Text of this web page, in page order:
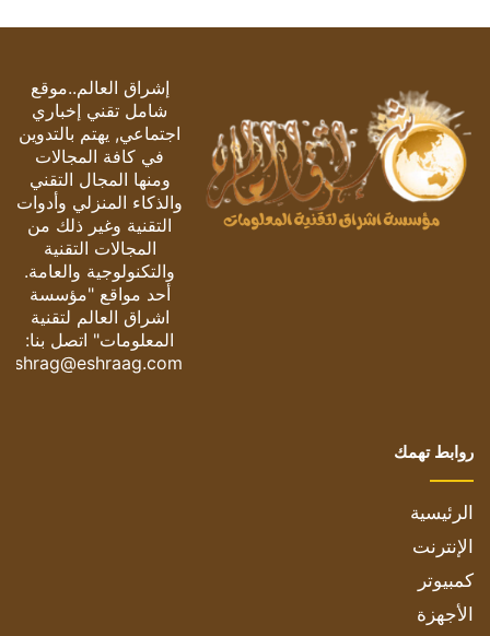
إشراق العالم..موقع
شامل تقني إخباري
اجتماعي, يهتم بالتدوين
في كافة المجالات
ومنها المجال التقني
والذكاء المنزلي وأدوات
التقنية وغير ذلك من
المجالات التقنية
والتكنولوجية والعامة.
أحد مواقع "مؤسسة
اشراق العالم لتقنية
المعلومات" اتصل بنا:
eshrag@eshraag.com
روابط تهمك
الرئيسية
الإنترنت
كمبيوتر
الأجهزة